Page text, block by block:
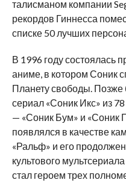
талисманом компании
рекордов Гиннесса
списке 50 лучших
В 1996 году состоялась
аниме, в котором Соник
Планету свободы.
сериал «Соник Икс» из
— «Соник Бум» и «Соник
появлялся в качестве
«Ральф» и его
культового
стал героем трех